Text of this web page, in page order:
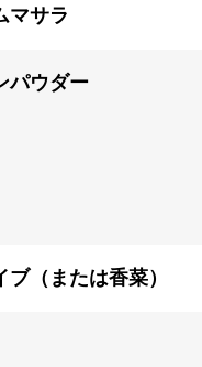
マサラ
パウダー
ブ（または香菜）